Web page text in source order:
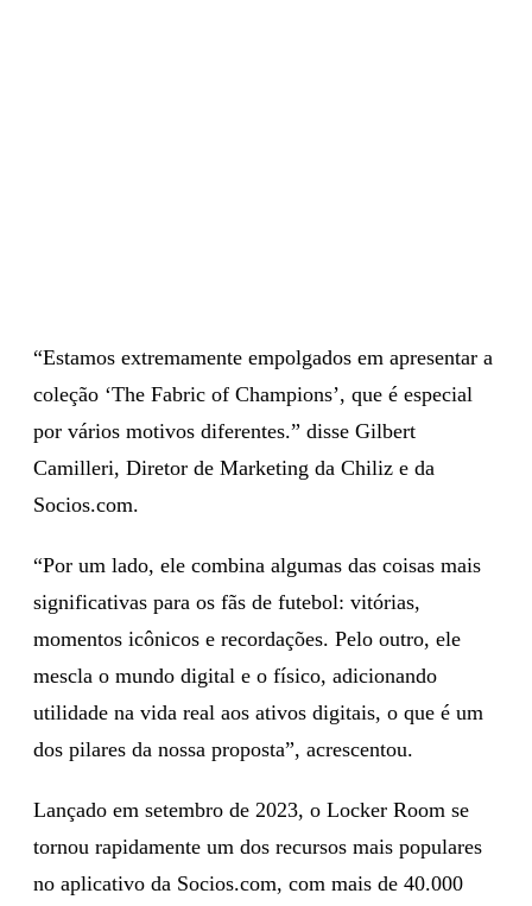
“Estamos extremamente empolgados em apresentar a
coleção ‘The Fabric of Champions’, que é especial
por vários motivos diferentes.” disse Gilbert
Camilleri, Diretor de Marketing da Chiliz e da
Socios.com.
“Por um lado, ele combina algumas das coisas mais
significativas para os fãs de futebol: vitórias,
momentos icônicos e recordações. Pelo outro, ele
mescla o mundo digital e o físico, adicionando
utilidade na vida real aos ativos digitais, o que é um
dos pilares da nossa proposta”, acrescentou.
Lançado em setembro de 2023, o Locker Room se
tornou rapidamente um dos recursos mais populares
no aplicativo da Socios.com, com mais de 40.000